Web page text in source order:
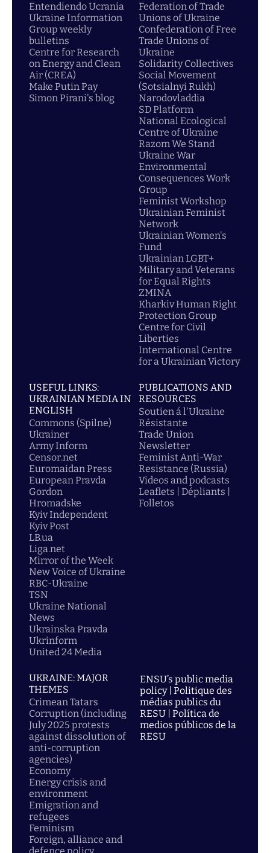
Entendiendo Ucrania
Ukraine Information
Group weekly
bulletins
Centre for Research
on Energy and Clean
Air (CREA)
Make Putin Pay
Simon Pirani's blog
Federation of Trade
Unions of Ukraine
Confederation of Free
Trade Unions of
Ukraine
Solidarity Collectives
Social Movement
(Sotsialnyi Rukh)
Narodovladdia
SD Platform
National Ecological
Centre of Ukraine
Razom We Stand
Ukraine War
Environmental
Consequences Work
Group
Feminist Workshop
Ukrainian Feminist
Network
Ukrainian Women's
Fund
Ukrainian LGBT+
Military and Veterans
for Equal Rights
ZMINA
Kharkiv Human Right
Protection Group
Centre for Civil
Liberties
International Centre
for a Ukrainian Victory
USEFUL LINKS:
UKRAINIAN MEDIA IN
ENGLISH
Commons (Spilne)
Ukrainer
Army Inform
Censor.net
Euromaidan Press
European Pravda
Gordon
Hromadske
Kyiv Independent
Kyiv Post
LB.ua
Liga.net
Mirror of the Week
New Voice of Ukraine
RBC-Ukraine
TSN
Ukraine National
News
Ukrainska Pravda
Ukrinform
United 24 Media
PUBLICATIONS AND
RESOURCES
Soutien á l'Ukraine
Résistante
Trade Union
Newsletter
Feminist Anti-War
Resistance (Russia)
Videos and podcasts
Leaflets | Dépliants |
Folletos
UKRAINE: MAJOR
THEMES
Crimean Tatars
Corruption (including
July 2025 protests
against dissolution of
anti-corruption
agencies)
Economy
Energy crisis and
environment
Emigration and
refugees
Feminism
Foreign, alliance and
ENSU’s public media
policy | Politique des
médias publics du
RESU | Política de
medios públicos de la
RESU